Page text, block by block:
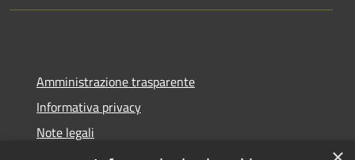
Amministrazione trasparente
Informativa privacy
Note legali